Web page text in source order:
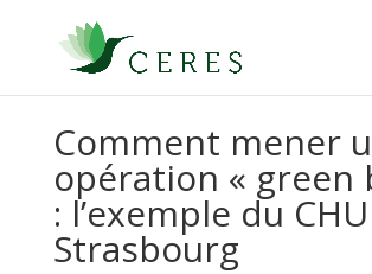
Comment mener
opération « green
: l’exemple du
Strasbourg